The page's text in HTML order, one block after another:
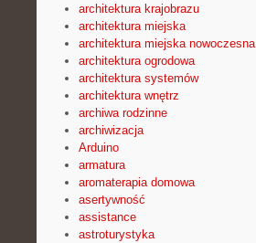
architektura krajobrazu
architektura miejska
architektura miejska nowoczesna
architektura ogrodowa
architektura systemów
architektura wnętrz
archiwa rodzinne
archiwizacja
Arduino
armatura
aromaterapia domowa
asertywność
assistance
astroturystyka